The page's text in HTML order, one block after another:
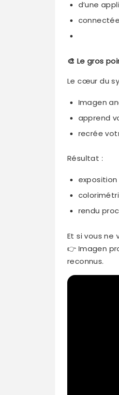
d’une
🎨 Le gros
Le cœur du
Imagen
apprend
recrée
Résultat :
rendu
Et si vous ne
👉 Imagen
reconnus.